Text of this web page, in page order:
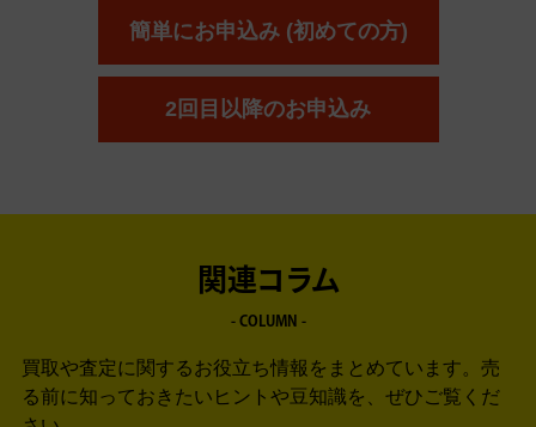
簡単にお申込み (初めての方)
2回目以降のお申込み
関連コラム
- COLUMN -
買取や査定に関するお役立ち情報をまとめています。 売
る前に知っておきたいヒントや豆知識を、ぜひご覧くだ